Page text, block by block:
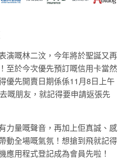
演嘅林二汶，今年將於聖誕又再
至於今次優先預訂嘅信用卡當然
優先開賣日期係係11月8日上午
嘅朋友，就記得要申請返張先
力量嘅聲音，再加上佢真誠、感
動全場嘅氣氛！想搶到飛就記得
應用程式登記成為會員先啦！